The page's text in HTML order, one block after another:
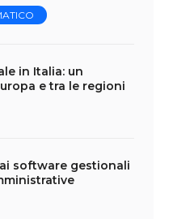
in Italia: un
e tra le regioni
software gestionali